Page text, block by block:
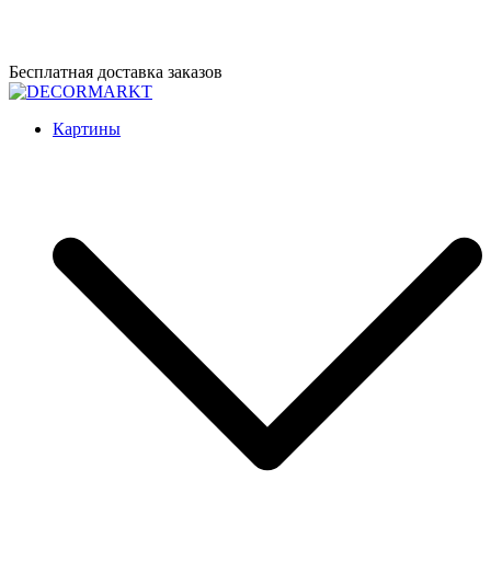
Перейти
к
Бесплатная доставка заказов
DECORMARKT
Картины для интерьера ручной работы
Картины